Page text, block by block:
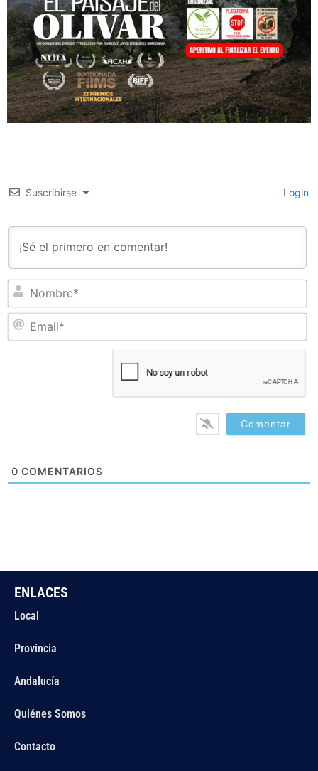
Suscribirse Login
0 COMENTARIOS
ENLACES
Local
Provincia
Andalucía
Quiénes Somos
Contacto